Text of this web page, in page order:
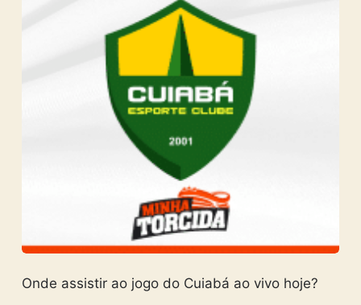
Onde assistir ao jogo do Cuiabá ao vivo hoje?